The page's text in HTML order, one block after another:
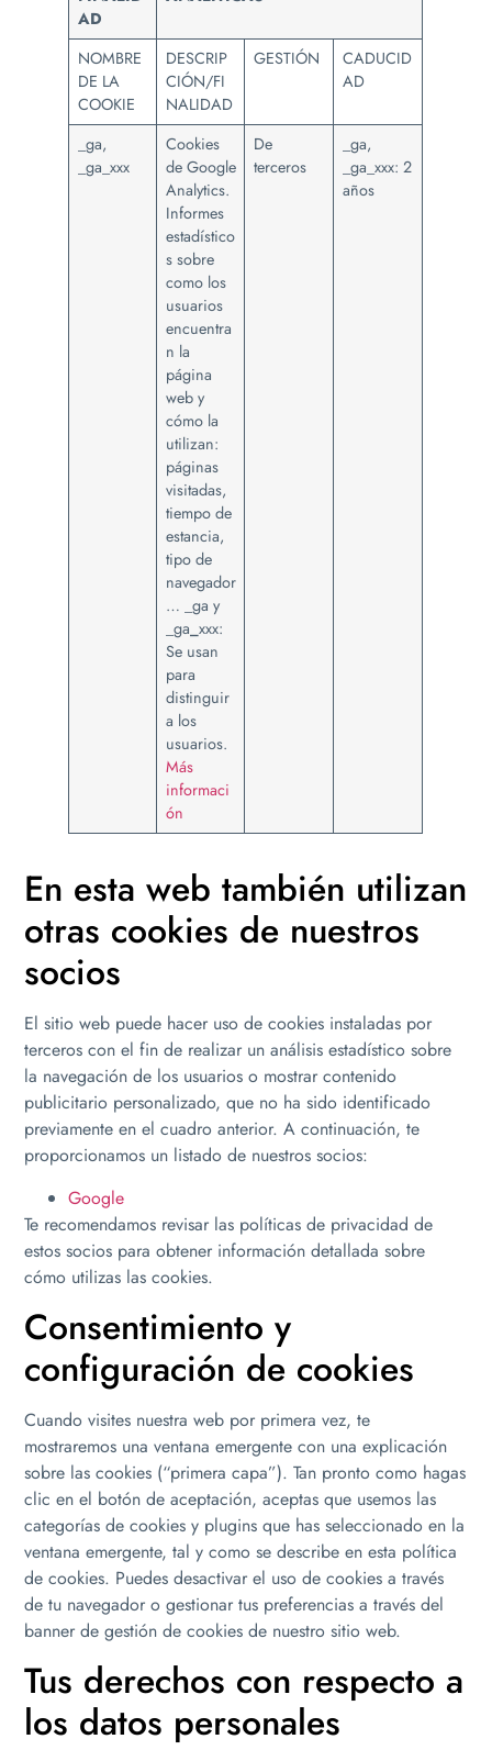
AD
NOMBRE
DE LA
COOKIE
DESCRIP
CIÓN/FI
NALIDAD
GESTIÓN
CADUCID
AD
_ga,
_ga_xxx
Cookies
de Google
Analytics.
Informes
estadístico
s sobre
como los
usuarios
encuentra
n la
página
web y
cómo la
utilizan:
páginas
visitadas,
tiempo de
estancia,
tipo de
navegador
… _ga y
_ga_xxx:
Se usan
para
distinguir
a los
usuarios.
Más
informaci
ón
De
terceros
_ga,
_ga_xxx: 2
años
En esta web también utilizan
otras cookies de nuestros
socios
El sitio web puede hacer uso de cookies instaladas por
terceros con el fin de realizar un análisis estadístico sobre
la navegación de los usuarios o mostrar contenido
publicitario personalizado, que no ha sido identificado
previamente en el cuadro anterior. A continuación, te
proporcionamos un listado de nuestros socios:
Google
Te recomendamos revisar las políticas de privacidad de
estos socios para obtener información detallada sobre
cómo utilizas las cookies.
Consentimiento y
configuración de cookies
Cuando visites nuestra web por primera vez, te
mostraremos una ventana emergente con una explicación
sobre las cookies (“primera capa”). Tan pronto como hagas
clic en el botón de aceptación, aceptas que usemos las
categorías de cookies y plugins que has seleccionado en la
ventana emergente, tal y como se describe en esta política
de cookies. Puedes desactivar el uso de cookies a través
de tu navegador o gestionar tus preferencias a través del
banner de gestión de cookies de nuestro sitio web.
Tus derechos con respecto a
los datos personales